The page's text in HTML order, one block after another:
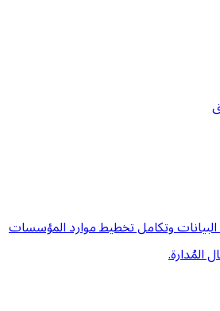
وتكامل تخطيط موارد المؤسسات